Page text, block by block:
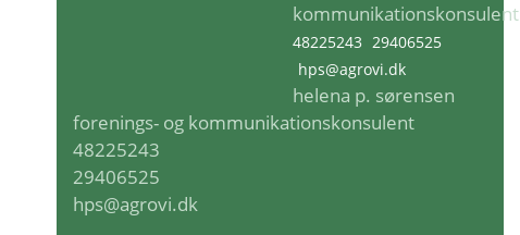
kommunikationskonsulent
48225243 29406525
hps@agrovi.dk
helena p. sørensen
forenings- og kommunikationskonsulent
48225243
29406525
hps@agrovi.dk